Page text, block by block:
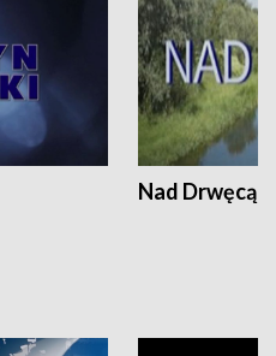
Nad Drwęcą